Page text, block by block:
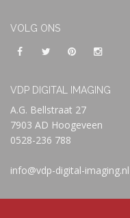
VOLG ONS
VDP DIGITAL IMAGING
A.G. Bellstraat 27
7903 AD Hoogeveen
0528-236 788
info@vdp-digital-imaging.nl